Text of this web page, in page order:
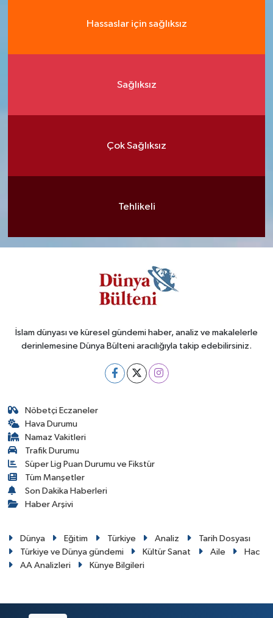
Hassaslar için sağlıksız
Sağlıksız
Çok Sağlıksız
Tehlikeli
İslam dünyası ve küresel gündemi haber, analiz ve makalelerle
derinlemesine Dünya Bülteni aracılığıyla takip edebilirsiniz.
Nöbetçi Eczaneler
Hava Durumu
Namaz Vakitleri
Trafik Durumu
Süper Lig Puan Durumu ve Fikstür
Tüm Manşetler
Son Dakika Haberleri
Haber Arşivi
Dünya Eğitim Türkiye Analiz
Tarih Dosyası
Türkiye ve Dünya gündemi
Kültür Sanat Aile
Hac
AA Analizleri
Künye Bilgileri